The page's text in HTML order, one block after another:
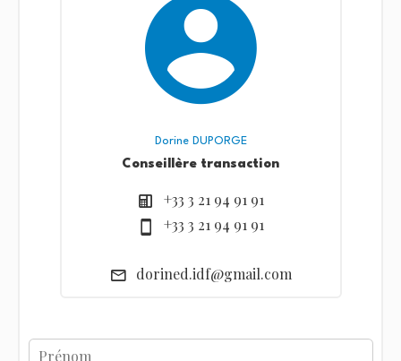
Dorine DUPORGE
Conseillère transaction
+33 3 21 94 91 91
+33 3 21 94 91 91
dorined.idf@gmail.com